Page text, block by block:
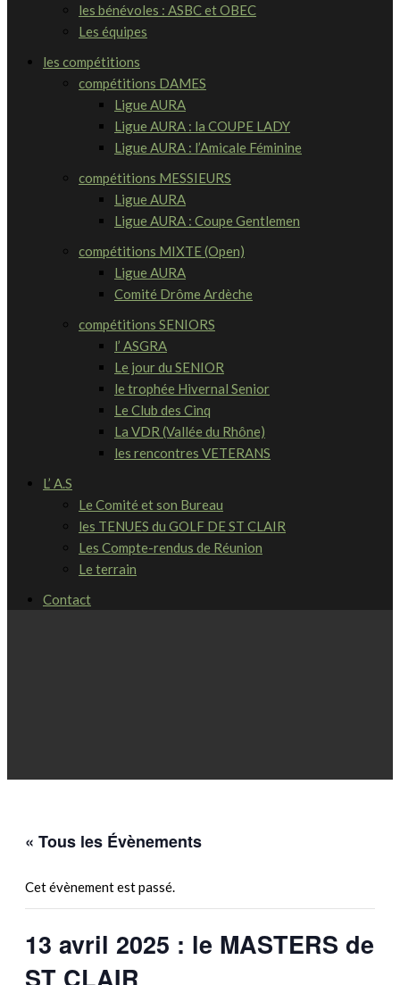
les bénévoles : ASBC et OBEC
Les équipes
les compétitions
compétitions DAMES
Ligue AURA
Ligue AURA : la COUPE LADY
Ligue AURA : l’Amicale Féminine
compétitions MESSIEURS
Ligue AURA
Ligue AURA : Coupe Gentlemen
compétitions MIXTE (Open)
Ligue AURA
Comité Drôme Ardèche
compétitions SENIORS
l’ ASGRA
Le jour du SENIOR
le trophée Hivernal Senior
Le Club des Cinq
La VDR (Vallée du Rhône)
les rencontres VETERANS
L’ A.S
Le Comité et son Bureau
les TENUES du GOLF DE ST CLAIR
Les Compte-rendus de Réunion
Le terrain
Contact
« Tous les Évènements
Cet évènement est passé.
13 avril 2025 : le MASTERS de
ST CLAIR